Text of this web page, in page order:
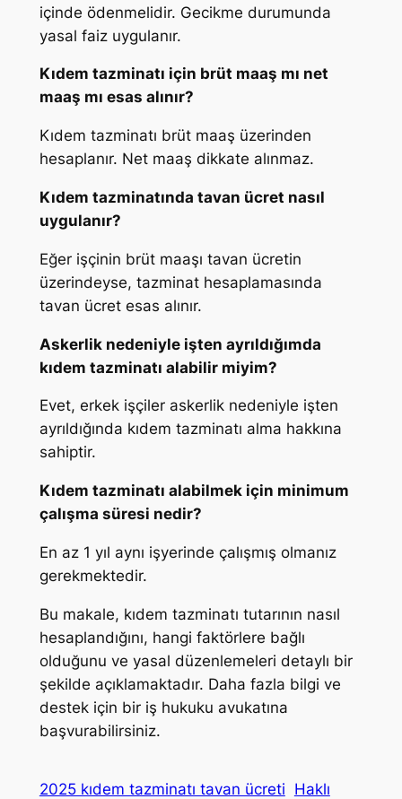
içinde ödenmelidir. Gecikme durumunda
yasal faiz uygulanır.
Kıdem tazminatı için brüt maaş mı net
maaş mı esas alınır?
Kıdem tazminatı brüt maaş üzerinden
hesaplanır. Net maaş dikkate alınmaz.
Kıdem tazminatında tavan ücret nasıl
uygulanır?
Eğer işçinin brüt maaşı tavan ücretin
üzerindeyse, tazminat hesaplamasında
tavan ücret esas alınır.
Askerlik nedeniyle işten ayrıldığımda
kıdem tazminatı alabilir miyim?
Evet, erkek işçiler askerlik nedeniyle işten
ayrıldığında kıdem tazminatı alma hakkına
sahiptir.
Kıdem tazminatı alabilmek için minimum
çalışma süresi nedir?
En az 1 yıl aynı işyerinde çalışmış olmanız
gerekmektedir.
Bu makale, kıdem tazminatı tutarının nasıl
hesaplandığını, hangi faktörlere bağlı
olduğunu ve yasal düzenlemeleri detaylı bir
şekilde açıklamaktadır. Daha fazla bilgi ve
destek için bir iş hukuku avukatına
başvurabilirsiniz.
2025 kıdem tazminatı tavan ücreti Haklı